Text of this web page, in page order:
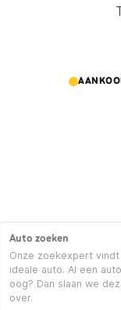
Auto zoeken
Onze zoekexpert
ideale auto. Al een
oog? Dan slaan we
over.